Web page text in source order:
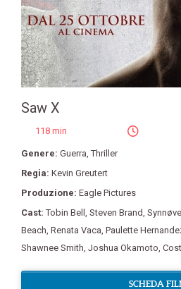
Saw X
118 min
Genere: Guerra ,Thriller
Regia: Kevin Greutert
Produzione: Eagle Pictures
Cast:Tobin Bell Steven Brand
Beach Renata Vaca Paulette
Shawnee Smith Joshua Okamoto
SCHEDA